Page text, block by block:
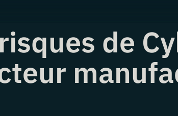
de